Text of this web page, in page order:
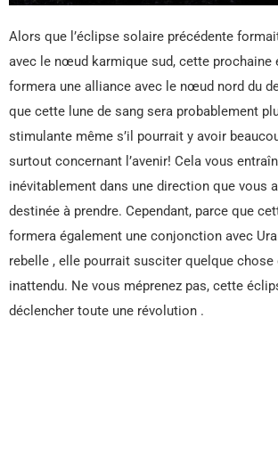
Alors que l’éclipse solaire précédente
avec le nœud karmique sud, cette prochaine
formera une alliance avec le nœud nord du
que cette lune de sang sera probablement
stimulante même s’il pourrait y avoir
surtout concernant l’avenir! Cela vous
inévitablement dans une direction que vous
destinée à prendre. Cependant, parce que
formera également une conjonction avec
rebelle , elle pourrait susciter quelque
inattendu. Ne vous méprenez pas, cette
déclencher toute une révolution .